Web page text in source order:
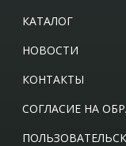
КАТАЛОГ
НОВОСТИ
КОНТАКТЫ
СОГЛАСИЕ НА